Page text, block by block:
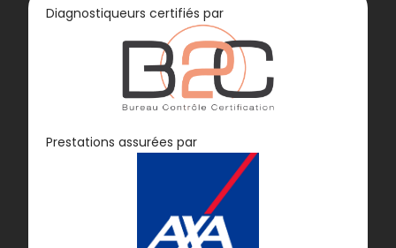
Diagnostic
Diagnostiqueurs certifiés par
Prestations assurées par